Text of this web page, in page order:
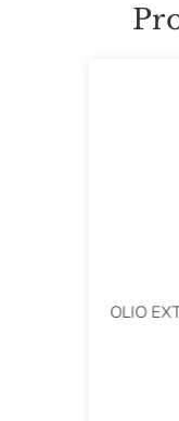
OLIO